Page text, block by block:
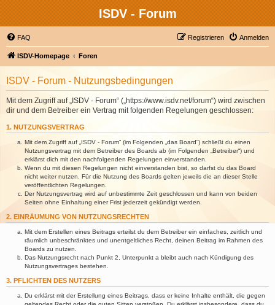
ISDV - Forum
FAQ Anmelden
Registrieren
ISDV-Homepage Foren
ISDV - Forum - Nutzungsbedingungen
Mit dem Zugriff auf „ISDV - Forum“ („https://www.isdv.net/forum“) wird zwischen
dir und dem Betreiber ein Vertrag mit folgenden Regelungen geschlossen:
1. NUTZUNGSVERTRAG
Mit dem Zugriff auf „ISDV - Forum“ (im Folgenden „das Board“) schließt du einen
Nutzungsvertrag mit dem Betreiber des Boards ab (im Folgenden „Betreiber“) und
erklärst dich mit den nachfolgenden Regelungen einverstanden.
Wenn du mit diesen Regelungen nicht einverstanden bist, so darfst du das Board
nicht weiter nutzen. Für die Nutzung des Boards gelten jeweils die an dieser Stelle
veröffentlichten Regelungen.
Der Nutzungsvertrag wird auf unbestimmte Zeit geschlossen und kann von beiden
Seiten ohne Einhaltung einer Frist jederzeit gekündigt werden.
2. EINRÄUMUNG VON NUTZUNGSRECHTEN
Mit dem Erstellen eines Beitrags erteilst du dem Betreiber ein einfaches, zeitlich und
räumlich unbeschränktes und unentgeltliches Recht, deinen Beitrag im Rahmen des
Boards zu nutzen.
Das Nutzungsrecht nach Punkt 2, Unterpunkt a bleibt auch nach Kündigung des
Nutzungsvertrages bestehen.
3. PFLICHTEN DES NUTZERS
Du erklärst mit der Erstellung eines Beitrags, dass er keine Inhalte enthält, die gegen